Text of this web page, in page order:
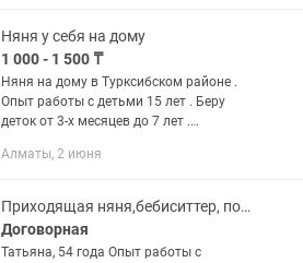
и...
Няня у себя на дому
1 000 - 1 500 ₸
Няня на дому в Турксибском районе .
Опыт работы с детьми 15 лет . Беру
деток от 3-х месяцев до 7 лет .
ребенку и хорошие условия. Частный
Алматы, 2 июня
Приходящая няня,бебиситтер, почасовая оплата.
Договорная
Татьяна, 54 года Опыт работы с